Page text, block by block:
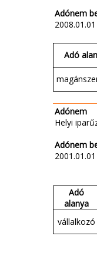
Adónem
2008.01.01
Adó
Adónem
Helyi
Adónem
2001.01.01
Adó
alanya
vállalkozó